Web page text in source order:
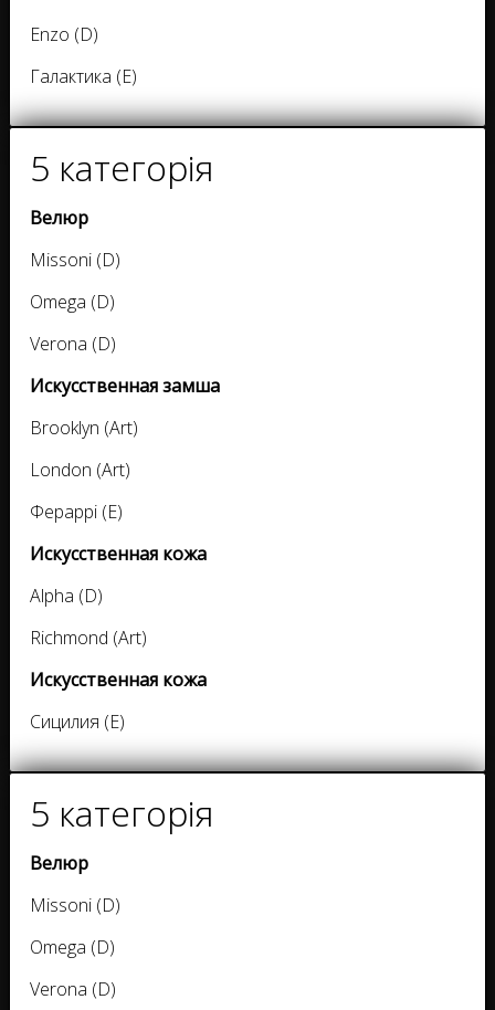
Enzo (D)
Галактика (E)
5 категорія
Велюр
Missoni (D)
Omega (D)
Verona (D)
Искусственная замша
Brooklyn (Art)
London (Art)
Фераррі (E)
Искусственная кожа
Alpha (D)
Richmond (Art)
Искусственная кожа
Сицилия (E)
5 категорія
Велюр
Missoni (D)
Omega (D)
Verona (D)